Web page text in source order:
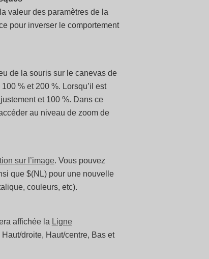
valeur des paramètres de la
pour inverser le comportement
de la souris sur le canevas de
% et 200 %. Lorsqu’il est
et 100 %. Dans ce
au niveau de zoom de
sur l’image. Vous pouvez
que $(NL) pour une nouvelle
couleurs, etc).
affichée la Ligne
droite, Haut/centre, Bas et